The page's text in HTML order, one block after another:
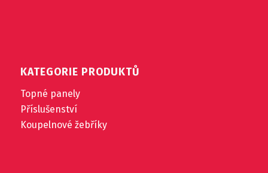
KATEGORIE PRODUKTŮ
Topné panely
Příslušenství
Koupelnové žebříky